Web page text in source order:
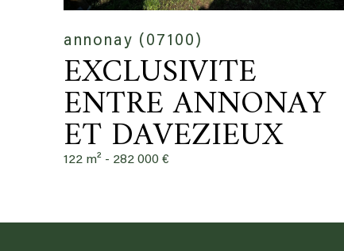
annonay (07100)
EXCLUSIVITE
ENTRE ANNONAY
ET DAVEZIEUX
122 m² - 282 000 €